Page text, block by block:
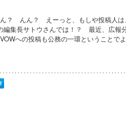
？ んん？ えーっと、もしや投稿人は
編集長サトウさんでは！？ 最近、広報
への投稿も公務の一環ということで